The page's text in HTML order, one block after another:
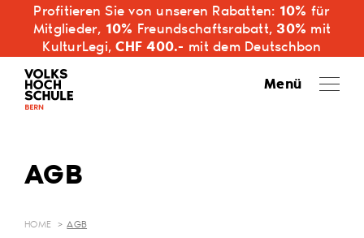
Profitieren Sie von unseren Rabatten: 10% für
Mitglieder, 10% Freundschaftsrabatt, 30% mit
KulturLegi,CHF 400.- mit dem Deutschbon
Menü
AGB
HOME AGB